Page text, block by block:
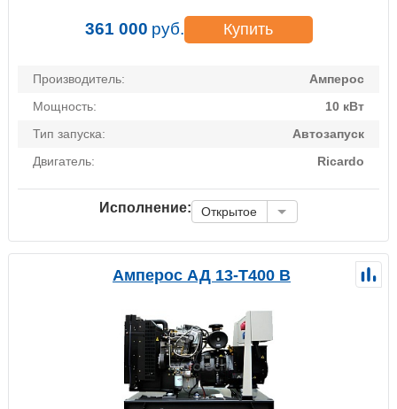
361 000 руб. Купить
Производитель:
Амперос
Мощность:
10 кВт
Тип запуска:
Автозапуск
Двигатель:
Ricardo
Исполнение: Открытое
Амперос АД 13-Т400 B